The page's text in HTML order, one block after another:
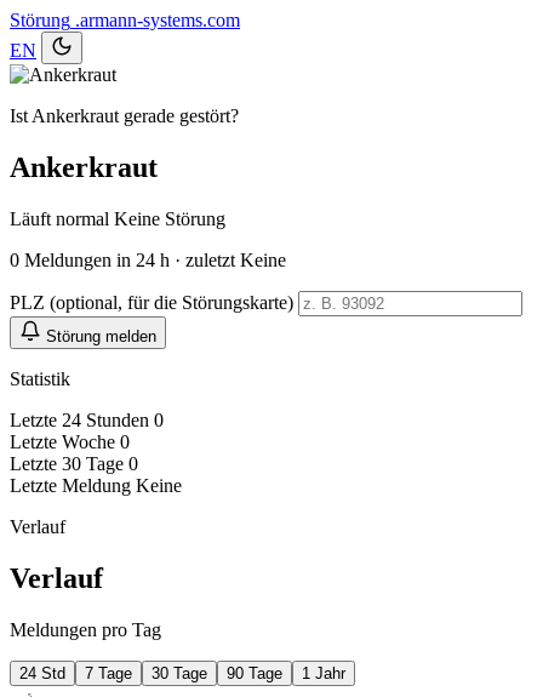
Störung .armann-systems.com
EN
Ist Ankerkraut gerade gestört?
Ankerkraut
Läuft normal Keine Störung
0 Meldungen in 24 h · zuletzt Keine
PLZ (optional, für die Störungskarte)
Störung melden
Statistik
Letzte 24 Stunden 0
Letzte Woche 0
Letzte 30 Tage 0
Letzte Meldung Keine
Verlauf
Verlauf
Meldungen pro Tag
24 Std 7 Tage 30 Tage 90 Tage 1 Jahr
5